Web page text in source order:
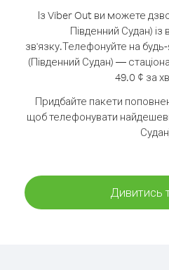
Із Viber Out ви можете
Південний Судан)
зв'язку.Телефонуйте на
(Південний Судан) —
49.0 ¢ за
Придбайте пакети
щоб телефонувати
Дивитись